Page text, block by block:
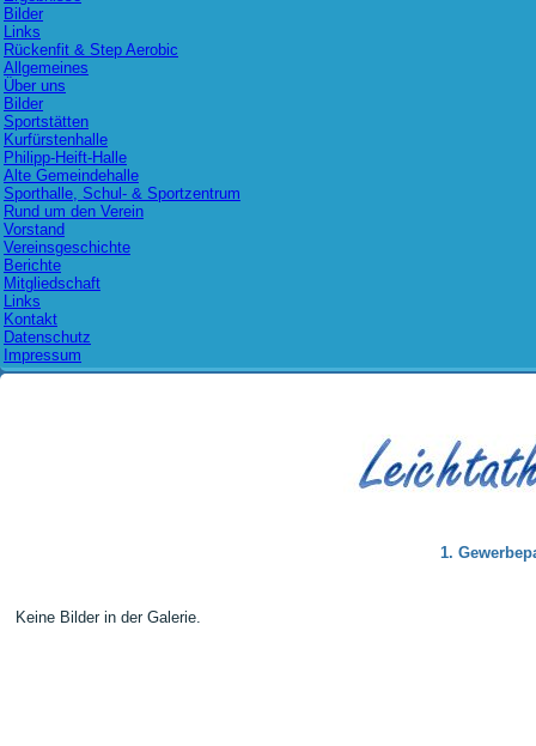
Bilder
Links
Rückenfit & Step Aerobic
Allgemeines
Über uns
Bilder
Sportstätten
Kurfürstenhalle
Philipp-Heift-Halle
Alte Gemeindehalle
Sporthalle, Schul- & Sportzentrum
Rund um den Verein
Vorstand
Vereinsgeschichte
Berichte
Mitgliedschaft
Links
Kontakt
Datenschutz
Impressum
1.
Keine Bilder in der Galerie.